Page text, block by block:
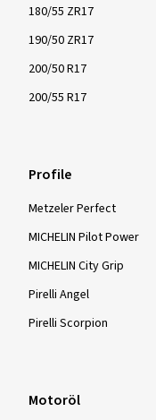
180/55 ZR17
190/50 ZR17
200/50 R17
200/55 R17
Profile
Metzeler Perfect
MICHELIN Pilot Power
MICHELIN City Grip
Pirelli Angel
Pirelli Scorpion
Motoröl